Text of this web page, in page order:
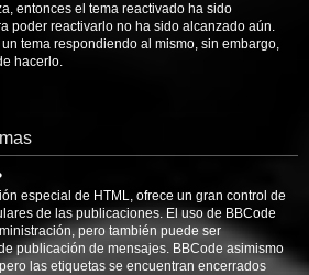
entonces el tema reactivado ha sido
poder reactivarlo no ha sido alcanzado aún.
tema respondiendo al mismo, sin embargo,
hacerlo.
especial de HTML, ofrece un gran control de
de las publicaciones. El uso de BBCode
pero también puede ser
publicación de mensajes. BBCode asimismo
las etiquetas se encuentran encerrados